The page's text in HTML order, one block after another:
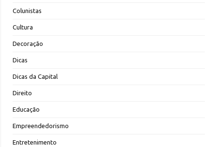
Colunistas
Cultura
Decoração
Dicas
Dicas da Capital
Direito
Educação
Empreendedorismo
Entretenimento